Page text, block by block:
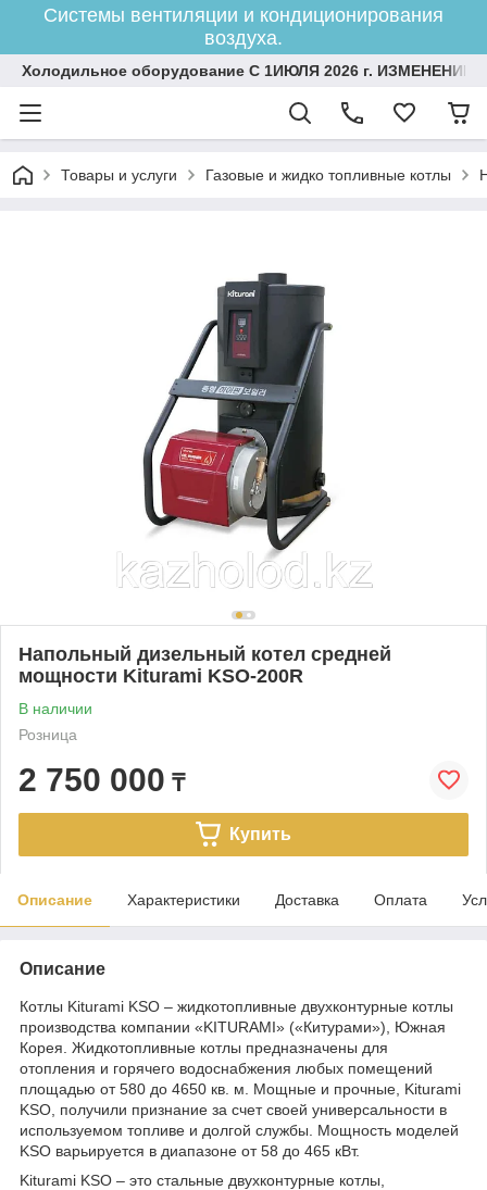
Системы вентиляции и кондиционирования
воздуха.
Холодильное оборудование С 1ИЮЛЯ 2026 г.
Товары и услуги Газовые и жидко топливные котлы
Напольный дизельный котел средней
мощности Kiturami KSO-200R
В наличии
Розница
2 750 000 ₸
Купить
Описание Характеристики Доставка Оплата
Описание
Котлы Kiturami KSO – жидкотопливные двухконтурные котлы
производства компании «KITURAMI» («Китурами»), Южная
Корея. Жидкотопливные котлы предназначены для
отопления и горячего водоснабжения любых помещений
площадью от 580 до 4650 кв. м. Мощные и прочные, Kiturami
KSO, получили признание за счет своей универсальности в
используемом топливе и долгой службы. Мощность моделей
KSO варьируется в диапазоне от 58 до 465 кВт.
Kiturami KSO – это стальные двухконтурные котлы,